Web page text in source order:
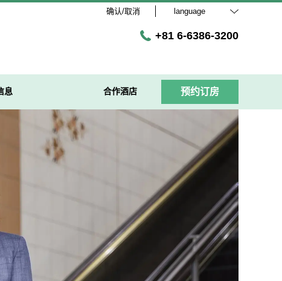
确认/取消 language
+81 6-6386-3200
息 合作酒店 预约订房